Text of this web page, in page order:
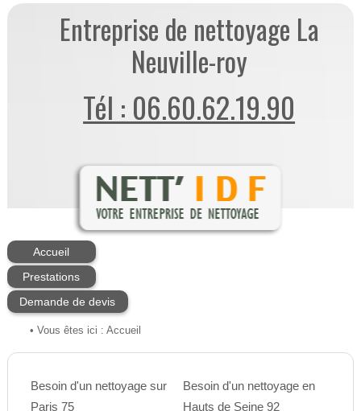
Entreprise de nettoyage La
Neuville-roy
Tél : 06.60.62.19.90
Accueil
Prestations
Demande de devis
• Vous êtes ici : Accueil
Besoin d'un nettoyage sur
Paris 75
Besoin d'un nettoyage en
Hauts de Seine 92